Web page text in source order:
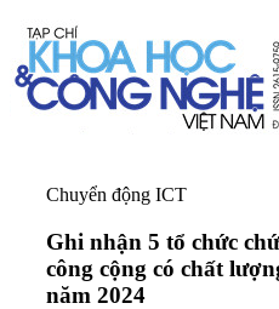
Chuyển động ICT
Ghi nhận 5 tổ chức
công cộng có chất
năm 2024